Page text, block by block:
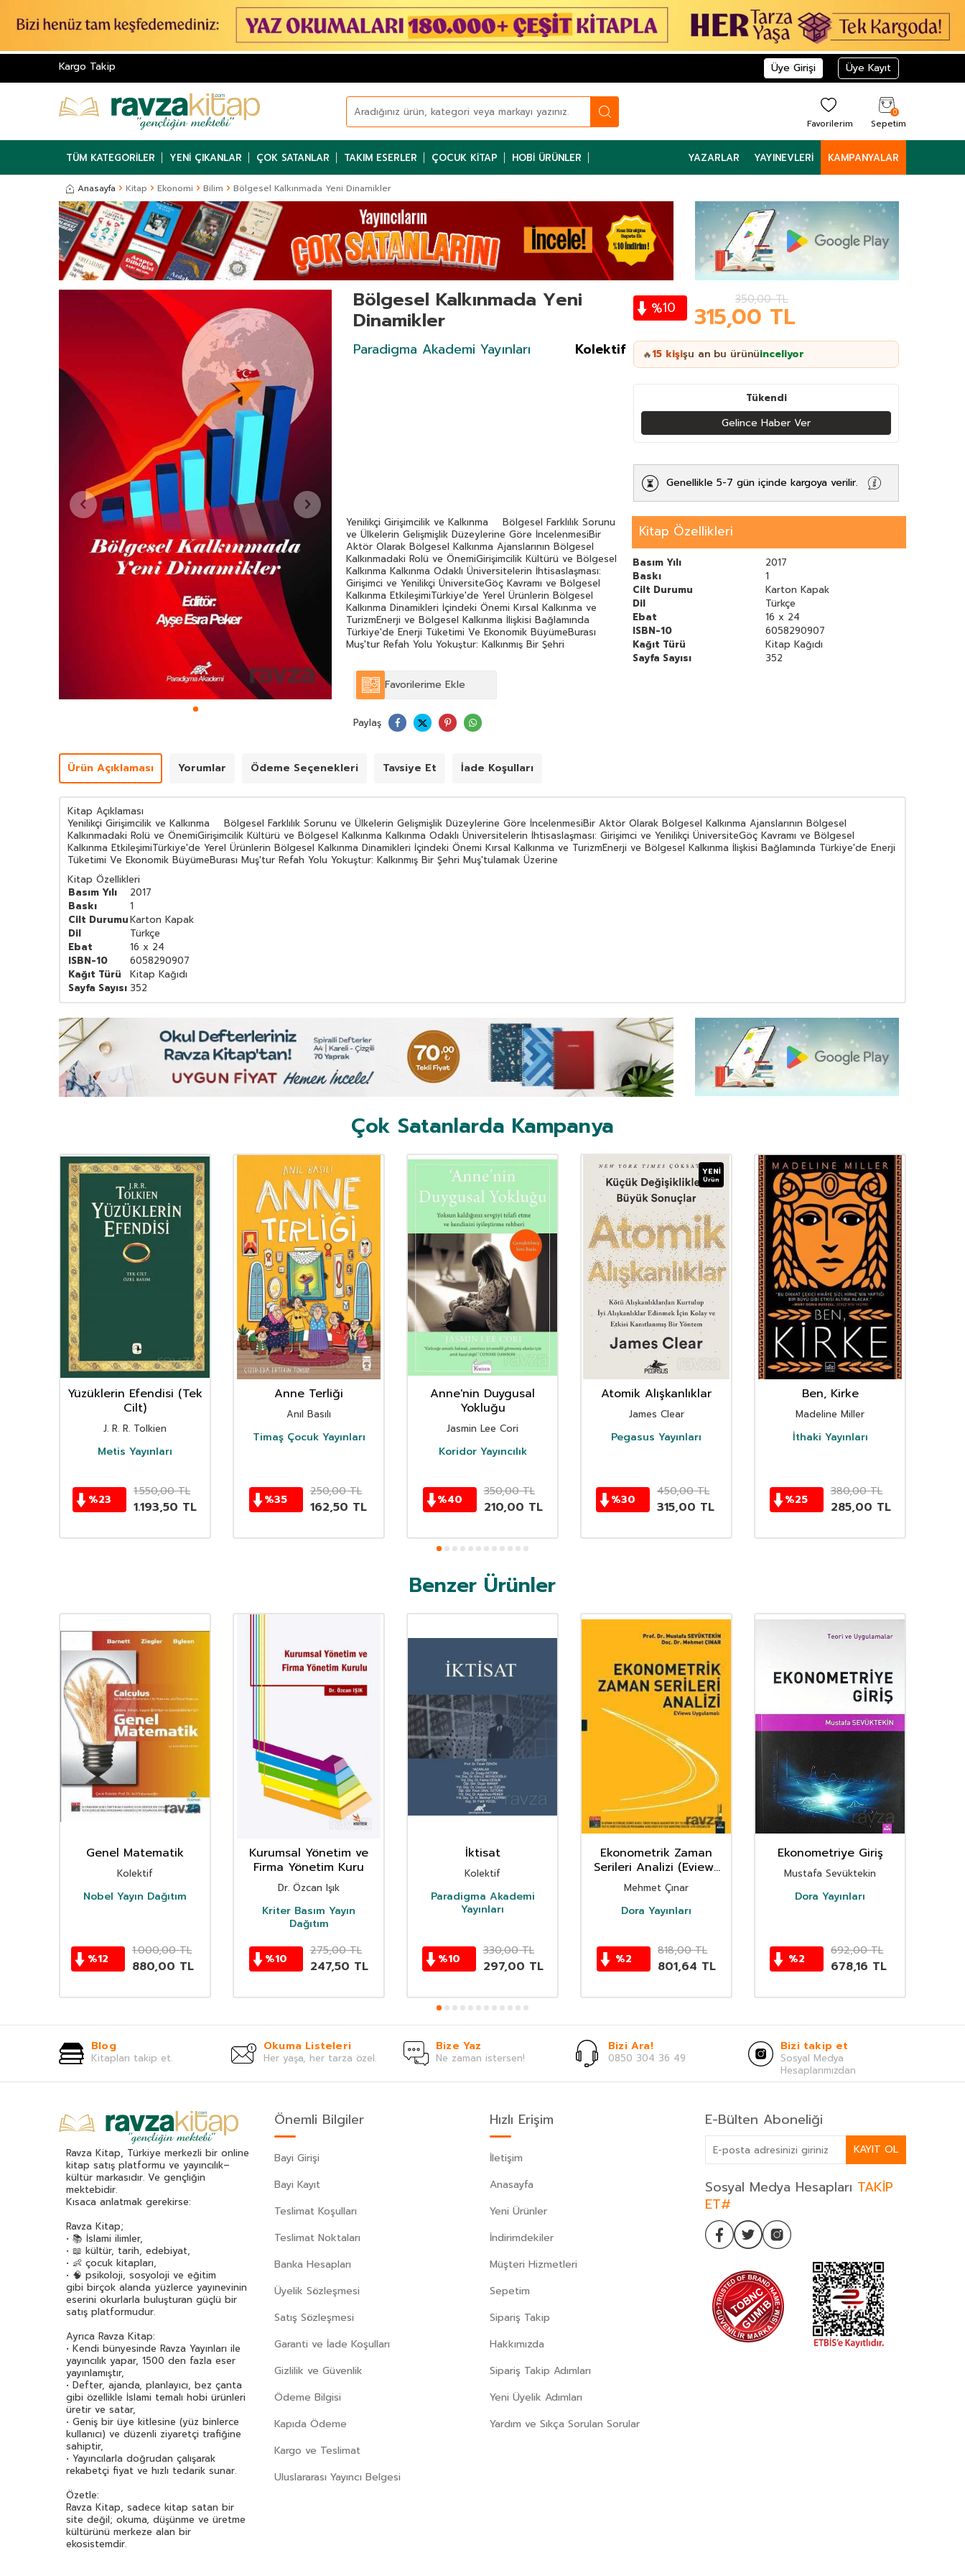
Kargo Takip Üye Girişi Üye Kayıt
Favorilerim
0
Sepetim
TÜM KATEGORILER YENI ÇIKANLAR ÇOK SATANLAR TAKIM ESERLER ÇOCUK KITAP HOBI ÜRÜNLER YAZARLAR YAYINEVLERI KAMPANYALAR
Anasayfa Kitap Ekonomi Bilim Bölgesel Kalkınmada Yeni Dinamikler
Bölgesel Kalkınmada Yeni
Dinamikler
Paradigma Akademi Yayınları Kolektif
%10 350,00TL
315,00 TL
🔥15 kişişu an bu ürünüinceliyor
Tükendi
Gelince Haber Ver
Genellikle 5-7 gün içinde kargoya verilir.
Yenilikçi Girişimcilik ve Kalkınma Bölgesel Farklılık Sorunu
ve Ülkelerin Gelişmişlik Düzeylerine Göre İncelenmesiBir
Aktör Olarak Bölgesel Kalkınma Ajanslarının Bölgesel
Kalkınmadaki Rolü ve ÖnemiGirişimcilik Kültürü ve Bölgesel
Kalkınma Kalkınma Odaklı Üniversitelerin İhtisaslaşması:
Girişimci ve Yenilikçi ÜniversiteGöç Kavramı ve Bölgesel
Kalkınma EtkileşimiTürkiye'de Yerel Ürünlerin Bölgesel
Kalkınma Dinamikleri İçindeki Önemi Kırsal Kalkınma ve
TurizmEnerji ve Bölgesel Kalkınma İlişkisi Bağlamında
Türkiye'de Enerji Tüketimi Ve Ekonomik BüyümeBurası
Muş'tur Refah Yolu Yokuştur: Kalkınmış Bir Şehri
Kitap Özellikleri
Basım Yılı
2017
Baskı
1
Cilt Durumu
Karton Kapak
Dil
Türkçe
Ebat
16 x 24
ISBN-10
6058290907
Kağıt Türü
Kitap Kağıdı
Sayfa Sayısı
352
Favorilerime Ekle
Paylaş
Ürün Açıklaması Yorumlar Ödeme Seçenekleri Tavsiye Et İade Koşulları
Kitap Açıklaması
Yenilikçi Girişimcilik ve Kalkınma Bölgesel Farklılık Sorunu ve Ülkelerin Gelişmişlik Düzeylerine Göre İncelenmesiBir Aktör Olarak Bölgesel Kalkınma Ajanslarının Bölgesel
Kalkınmadaki Rolü ve ÖnemiGirişimcilik Kültürü ve Bölgesel Kalkınma Kalkınma Odaklı Üniversitelerin İhtisaslaşması: Girişimci ve Yenilikçi ÜniversiteGöç Kavramı ve Bölgesel
Kalkınma EtkileşimiTürkiye'de Yerel Ürünlerin Bölgesel Kalkınma Dinamikleri İçindeki Önemi Kırsal Kalkınma ve TurizmEnerji ve Bölgesel Kalkınma İlişkisi Bağlamında Türkiye'de Enerji
Tüketimi Ve Ekonomik BüyümeBurası Muş'tur Refah Yolu Yokuştur: Kalkınmış Bir Şehri Muş'tulamak Üzerine
Kitap Özellikleri
Basım Yılı
2017
Baskı
1
Cilt DurumuKarton Kapak
Dil
Türkçe
Ebat
16 x 24
ISBN-10
6058290907
Kağıt Türü
Kitap Kağıdı
Sayfa Sayısı 352
Çok Satanlarda Kampanya
Yüzüklerin Efendisi (Tek
Cilt)
J. R. R. Tolkien
Metis Yayınları
%23
1.550,00TL
1.193,50 TL
Anne Terliği
Anıl Basılı
Timaş Çocuk Yayınları
%35
250,00TL
162,50 TL
Anne'nin Duygusal
Yokluğu
Jasmin Lee Cori
Koridor Yayıncılık
%40
350,00TL
210,00 TL
YENI
Ürün
Atomik Alışkanlıklar
James Clear
Pegasus Yayınları
%30
450,00TL
315,00 TL
Ben, Kirke
Madeline Miller
İthaki Yayınları
%25
380,00TL
285,00 TL
Benzer Ürünler
Genel Matematik
Kolektif
Nobel Yayın Dağıtım
%12
1.000,00TL
880,00 TL
Kurumsal Yönetim ve
Firma Yönetim Kuru
Dr. Özcan Işık
Kriter Basım Yayın
Dağıtım
%10
275,00TL
247,50 TL
İktisat
Kolektif
Paradigma Akademi
Yayınları
%10
330,00TL
297,00 TL
Ekonometrik Zaman
Serileri Analizi (Eviews
Uygulamalı)
Mehmet Çınar
Dora Yayınları
%2
818,00TL
801,64 TL
Ekonometriye Giriş
Mustafa Sevüktekin
Dora Yayınları
%2
692,00TL
678,16 TL
Blog
Kitapları takip et.
Okuma Listeleri
Her yaşa, her tarza özel.
Bize Yaz
Ne zaman istersen!
Bizi Ara!
0850 304 36 49
Bizi takip et
Sosyal Medya
Hesaplarımızdan
Ravza Kitap, Türkiye merkezli bir online
kitap satış platformu ve yayıncılık–
kültür markasıdır. Ve gençliğin
mektebidir.
Kısaca anlatmak gerekirse:
Ravza Kitap;
• 📚 İslami ilimler,
• 📖 kültür, tarih, edebiyat,
• 👶 çocuk kitapları,
• 🧠 psikoloji, sosyoloji ve eğitim
gibi birçok alanda yüzlerce yayınevinin
eserini okurlarla buluşturan güçlü bir
satış platformudur.
Ayrıca Ravza Kitap:
• Kendi bünyesinde Ravza Yayınları ile
yayıncılık yapar, 1500 den fazla eser
yayınlamıştır,
• Defter, ajanda, planlayıcı, bez çanta
gibi özellikle İslami temalı hobi ürünleri
üretir ve satar,
• Geniş bir üye kitlesine (yüz binlerce
kullanıcı) ve düzenli ziyaretçi trafiğine
sahiptir,
• Yayıncılarla doğrudan çalışarak
rekabetçi fiyat ve hızlı tedarik sunar.
Özetle:
Ravza Kitap, sadece kitap satan bir
site değil; okuma, düşünme ve üretme
kültürünü merkeze alan bir
ekosistemdir.
Önemli Bilgiler
Bayi Girişi
Bayi Kayıt
Teslimat Koşulları
Teslimat Noktaları
Banka Hesapları
Üyelik Sözleşmesi
Satış Sözleşmesi
Garanti ve İade Koşulları
Gizlilik ve Güvenlik
Ödeme Bilgisi
Kapıda Ödeme
Kargo ve Teslimat
Uluslararası Yayıncı Belgesi
Hızlı Erişim
İletişim
Anasayfa
Yeni Ürünler
İndirimdekiler
Müşteri Hizmetleri
Sepetim
Sipariş Takip
Hakkımızda
Sipariş Takip Adımları
Yeni Üyelik Adımları
Yardım ve Sıkça Sorulan Sorular
E-Bülten Aboneliği
KAYIT OL
Sosyal Medya Hesapları TAKİP
ET#